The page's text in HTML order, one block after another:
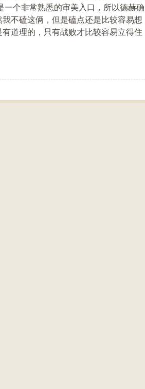
个非常熟悉的审美入口，所以德赫确
不磕这俩，但是磕点还是比较容易想
道理的，只有战败才比较容易立得住